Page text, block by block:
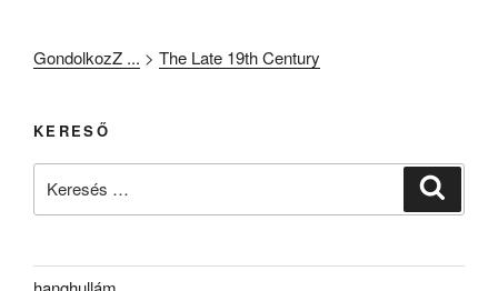
GondolkozZ ... > The Late 19th Century
KERESŐ